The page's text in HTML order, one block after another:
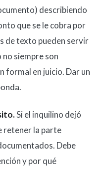
describiendo
que se le cobra por
de texto pueden servir
siempre son
formal en juicio. Dar un
Si el inquilino dejó
retener la parte
Debe
y por qué